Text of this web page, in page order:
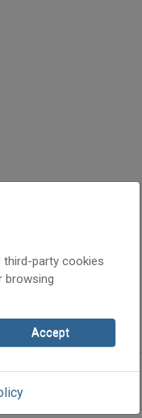
party cookies
browsing
Accept